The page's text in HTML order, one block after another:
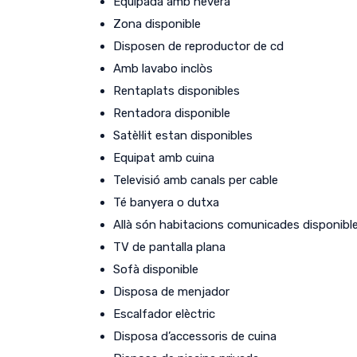
Zona disponible
Disposen de reproductor de cd
Amb lavabo inclòs
Rentaplats disponibles
Rentadora disponible
Satèl·lit estan disponibles
Equipat amb cuina
Televisió amb canals per cable
Té banyera o dutxa
Allà són habitacions comunicades
TV de pantalla plana
Sofà disponible
Disposa de menjador
Escalfador elèctric
Disposa d’accessoris de cuina